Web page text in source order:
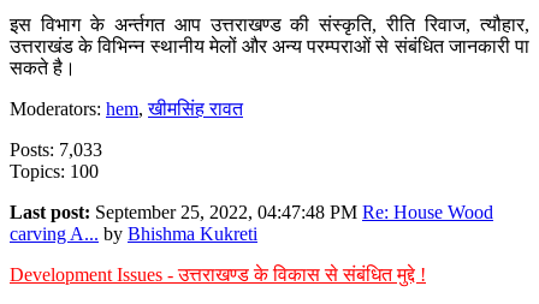
इस विभाग के अर्न्तगत आप उत्तराखण्ड की संस्कृति, रीति रिवाज, त्यौहार,
उत्तराखंड के विभिन्न स्थानीय मेलों और अन्य परम्पराओं से संबंधित जानकारी पा
सकते है।
Moderators: hem,खीमसिंह रावत
Posts: 7,033
Topics: 100
Last post: September 25, 2022, 04:47:48 PM Re: House Wood
carving A... by Bhishma Kukreti
Development Issues - उत्तराखण्ड के विकास से संबंधित मुद्दे !